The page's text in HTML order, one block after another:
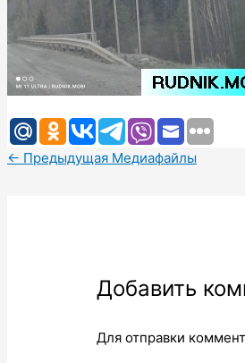
← Предыдущая Медиафайлы
Добавить
Для отправки